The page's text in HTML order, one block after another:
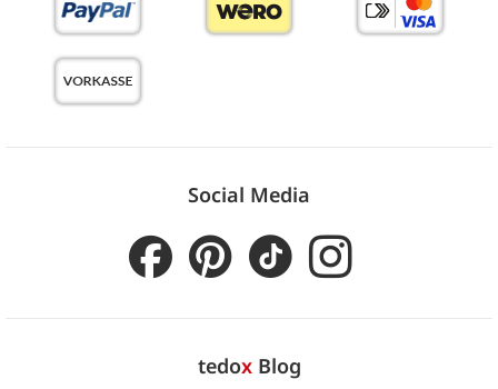
Social Media
tedoxBlog